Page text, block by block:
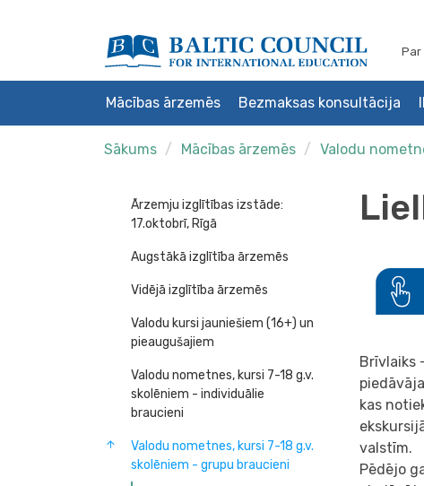
Par
Mācības ārzemēs Bezmaksas konsultācija
Sākums Mācības ārzemēs Valodu
Ārzemju izglītības izstāde:
17.oktobrī, Rīgā
Augstākā izglītība ārzemēs
Vidējā izglītība ārzemēs
Valodu kursi jauniešiem (16+) un
pieaugušajiem
Valodu nometnes, kursi 7-18 g.v.
skolēniem - individuālie
braucieni
Valodu nometnes, kursi 7-18 g.v.
skolēniem - grupu braucieni
Brīvlaiks
kas
valstīm.
Pēdējo